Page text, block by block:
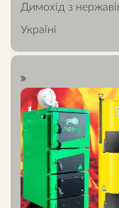
Димохід з
Україні